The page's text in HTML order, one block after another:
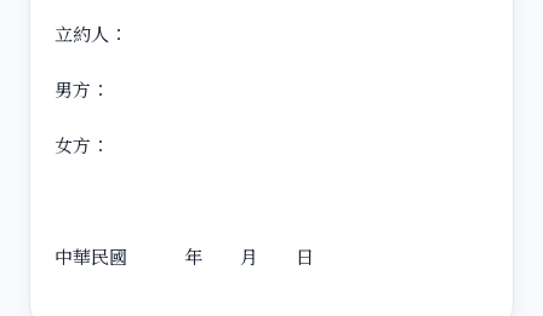
立約人：
男方：
女方：
中華民國 年 月 日